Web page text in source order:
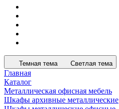
Темная тема Светлая тема
Главная
Каталог
Металлическая офисная мебель
Шкафы архивные металлические